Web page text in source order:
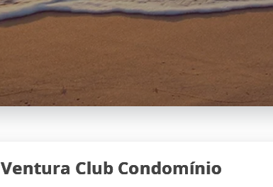
Ventura Club Condomínio